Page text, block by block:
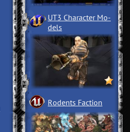
UT3 Character Mo­
dels
Rodents Faction